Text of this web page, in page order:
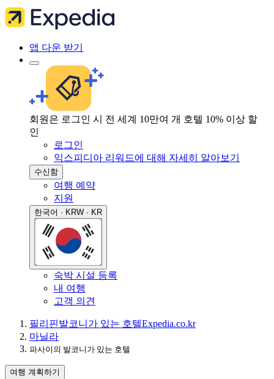
앱 다운 받기
회원은 로그인 시 전 세계 10만여 개 호텔 10% 이상 할
인
로그인
익스피디아 리워드에 대해 자세히 알아보기
수신함
여행 예약
지원
한국어 · KRW · KR
숙박 시설 등록
내 여행
고객 의견
필리핀발코니가 있는 호텔Expedia.co.kr
마닐라
파사이의 발코니가 있는 호텔
여행 계획하기